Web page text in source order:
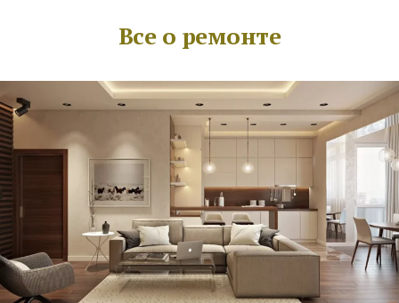
Все о ремонте